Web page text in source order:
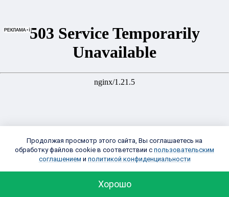
О ПРОЕКТЕ
КОМПАНИИ
ОБЪЯВЛЕНИЯ
ПРАЙС-ЛИСТЫ
РЕКЛАМА
Продолжая просмотр этого сайта, Вы соглашаетесь на
обработку файлов cookie в соответствии с пользовательским
соглашением и политикой конфиденциальности
Хорошо